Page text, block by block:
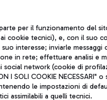
e coordinamento di Mundys S.p.A.
per il funzionamento del
cookie tecnici), e, con il suo
interesse; inviarle
in rete; effettuare analisi e
social network (cookie di
I SOLI COOKIE
le impostazioni di
assimilabili a quelli tecnici.